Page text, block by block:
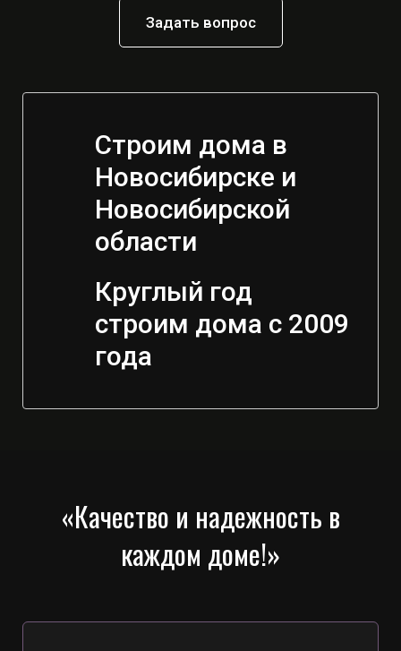
Задать вопрос
Строим дома в
Новосибирске и
Новосибирской
области
Круглый год
строим дома с 2009
года
«Качество и надежность в
каждом доме!»